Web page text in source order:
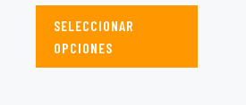
SELECCIONAR
OPCIONES